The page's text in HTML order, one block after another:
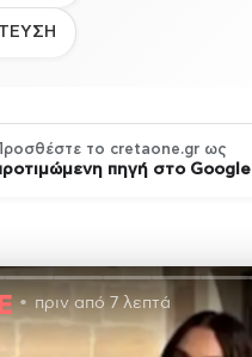
το cretaone.gr ως
πηγή στο Google
πριν από 7 λεπτά